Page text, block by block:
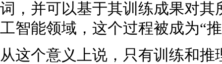
词，并可以基于其训练成果对
工智能领域，这个过程被成为“
从这个意义上说，只有训练和